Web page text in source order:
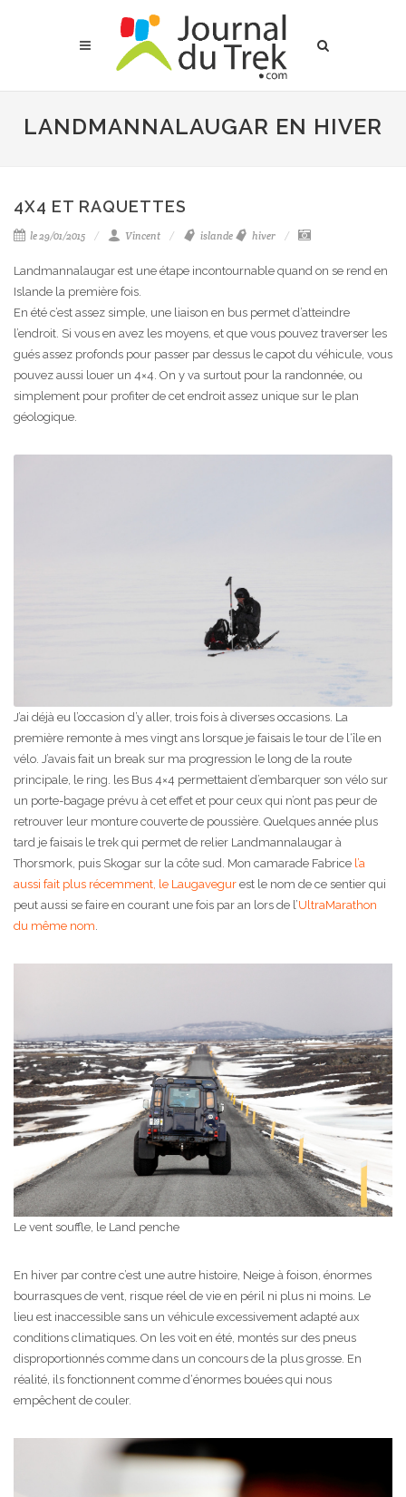
LANDMANNALAUGAR EN HIVER
4X4 ET RAQUETTES
le 29/01/2015 Vincent islande hiver
Landmannalaugar est une étape incontournable quand on se rend en
Islande la première fois.
En été c’est assez simple, une liaison en bus permet d’atteindre
l’endroit. Si vous en avez les moyens, et que vous pouvez traverser les
gués assez profonds pour passer par dessus le capot du véhicule, vous
pouvez aussi louer un 4×4. On y va surtout pour la randonnée, ou
simplement pour profiter de cet endroit assez unique sur le plan
géologique.
J’ai déjà eu l’occasion d’y aller, trois fois à diverses occasions. La
première remonte à mes vingt ans lorsque je faisais le tour de l‘île en
vélo. J’avais fait un break sur ma progression le long de la route
principale, le ring. les Bus 4×4 permettaient d’embarquer son vélo sur
un porte-bagage prévu à cet effet et pour ceux qui n’ont pas peur de
retrouver leur monture couverte de poussière. Quelques année plus
tard je faisais le trek qui permet de relier Landmannalaugar à
Thorsmork, puis Skogar sur la côte sud. Mon camarade Fabrice l’a
aussi fait plus récemment, le Laugavegur est le nom de ce sentier qui
peut aussi se faire en courant une fois par an lors de l’UltraMarathon
du même nom.
Le vent souffle, le Land penche
En hiver par contre c’est une autre histoire, Neige à foison, énormes
bourrasques de vent, risque réel de vie en péril ni plus ni moins. Le
lieu est inaccessible sans un véhicule excessivement adapté aux
conditions climatiques. On les voit en été, montés sur des pneus
disproportionnés comme dans un concours de la plus grosse. En
réalité, ils fonctionnent comme d‘énormes bouées qui nous
empêchent de couler.